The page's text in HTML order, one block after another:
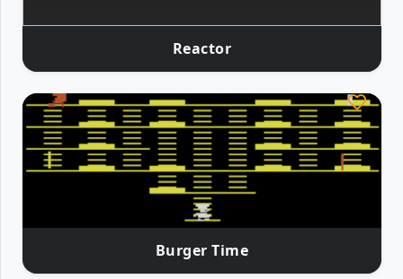
Reactor
Burger Time